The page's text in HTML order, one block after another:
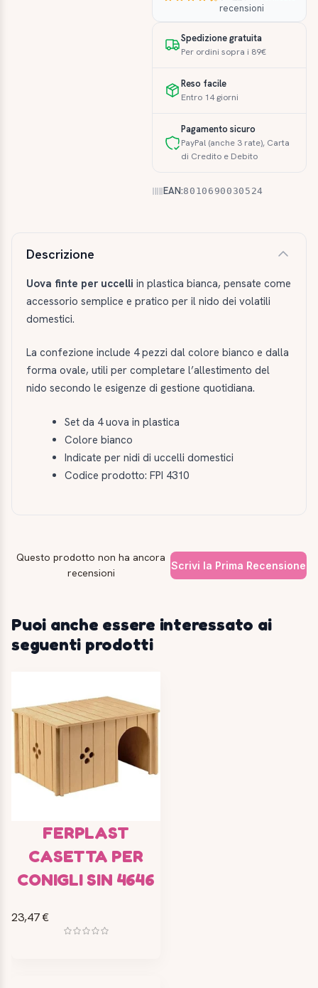
recensioni
Spedizione gratuita
Per ordini sopra i 89€
Reso facile
Entro 14 giorni
Pagamento sicuro
PayPal (anche 3 rate), Carta
di Credito e Debito
EAN:8010690030524
Descrizione
Uova finte per uccelli in plastica bianca, pensate come
accessorio semplice e pratico per il nido dei volatili
domestici.
La confezione include 4 pezzi dal colore bianco e dalla
forma ovale, utili per completare l’allestimento del
nido secondo le esigenze di gestione quotidiana.
Set da 4 uova in plastica
Colore bianco
Indicate per nidi di uccelli domestici
Codice prodotto: FPI 4310
Questo prodotto non ha ancora
recensioni
Scrivi la Prima Recensione
Puoi anche essere interessato ai
seguenti prodotti
FERPLAST
CASETTA PER
CONIGLI SIN 4646
23,47 €